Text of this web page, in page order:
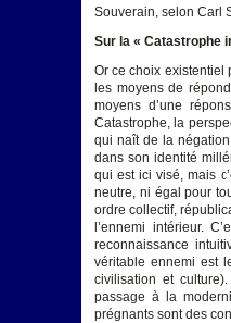
Souverain, selon Carl
Sur la « Catastrophe
Or ce choix existentiel
les moyens de
moyens d’une
Catastrophe, la
qui naît de la
dans son identité
qui est ici visé, mais
neutre, ni égal pour
ordre collectif,
l’ennemi intérieur.
reconnaissance
véritable ennemi est
civilisation et
passage à la
prégnants sont des